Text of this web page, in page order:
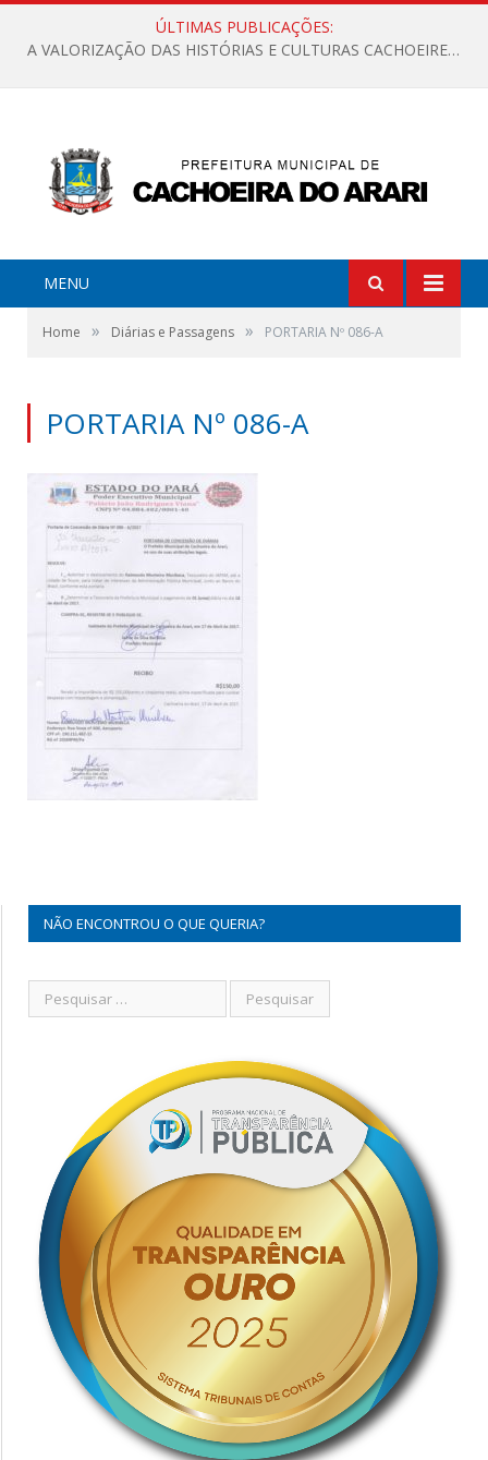
ÚLTIMAS PUBLICAÇÕES:
A VALORIZAÇÃO DAS HISTÓRIAS E CULTURAS CACHOEIRENSES
MENU
Home » Diárias e Passagens » PORTARIA Nº 086-A
PORTARIA Nº 086-A
NÃO ENCONTROU O QUE QUERIA?